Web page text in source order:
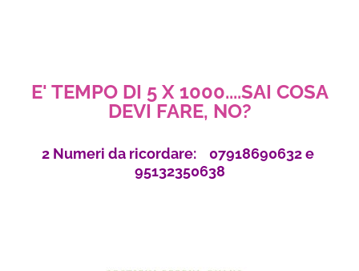
E' TEMPO DI 5 X 1000....SAI COSA
DEVI FARE, NO?
2 Numeri da ricordare: 07918690632 e
95132350638